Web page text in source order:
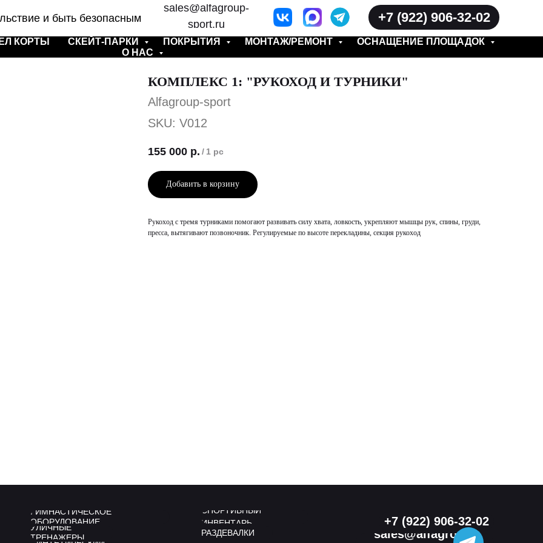
sales@alfagroup-
sport.ru
+7 (922) 906-32-02
и быть безопасным
КОРТЫ СКЕЙТ-ПАРКИ ПОКРЫТИЯ МОНТАЖ/РЕМОНТ
ОСНАЩЕНИЕ ПЛОЩАДОК
О НАС
КОМПЛЕКС 1: "РУКОХОД И ТУРНИКИ"
Alfagroup-sport
SKU: V012
155 000 р. / 1 pc
Добавить в корзину
Рукоход с тремя турниками помогают развивать силу хвата, ловкость, укрепляют мышцы рук, спины, груди,
пресса, вытягивают позвоночник. Регулируемые по высоте перекладины, секция рукоход
+7 (922) 906-32-02
sales@alfagroup-
ГИМНАСТИЧЕСКОЕ
ОБОРУДОВАНИЕ
УЛИЧНЫЕ
ТРЕНАЖЕРЫ
СПОРТИВНЫЙ
ИНВЕНТАРЬ
РАЗДЕВАЛКИ